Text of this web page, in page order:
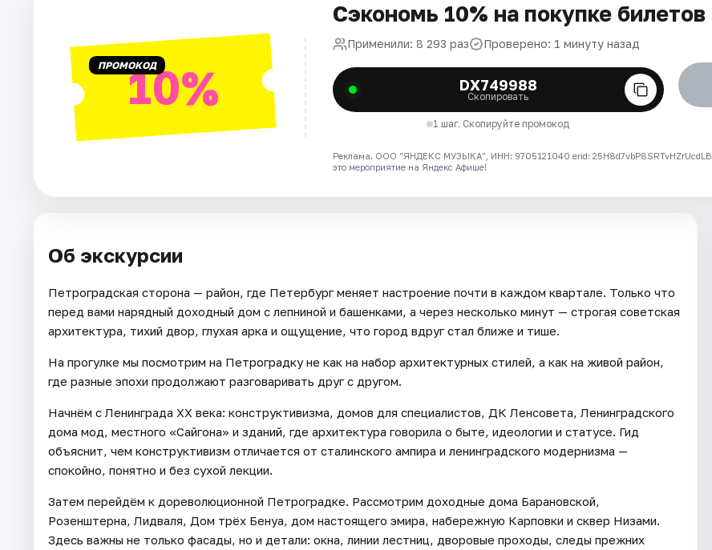
ПРОМОКОД10%
Сэкономь 10% на покупке билетов
Применили: 8 293 раз Проверено: 1 минуту назад
DX749988
Скопировать
1 шаг. Скопируйте промокод
Реклама. ООО "ЯНДЕКС МУЗЫКА", ИНН: 9705121040 erid: 25H8d7vbP8SRTvHZrUcdLB
это мероприятие на Яндекс Афише!
Об экскурсии
Петроградская сторона — район, где Петербург меняет настроение почти в каждом квартале. Только что
перед вами нарядный доходный дом с лепниной и башенками, а через несколько минут — строгая советская
архитектура, тихий двор, глухая арка и ощущение, что город вдруг стал ближе и тише.
На прогулке мы посмотрим на Петроградку не как на набор архитектурных стилей, а как на живой район,
где разные эпохи продолжают разговаривать друг с другом.
Начнём с Ленинграда XX века: конструктивизма, домов для специалистов, ДК Ленсовета, Ленинградского
дома мод, местного «Сайгона» и зданий, где архитектура говорила о быте, идеологии и статусе. Гид
объяснит, чем конструктивизм отличается от сталинского ампира и ленинградского модернизма —
спокойно, понятно и без сухой лекции.
Затем перейдём к дореволюционной Петроградке. Рассмотрим доходные дома Барановской,
Розенштерна, Лидваля, Дом трёх Бенуа, дом настоящего эмира, набережную Карповки и сквер Низами.
Здесь важны не только фасады, но и детали: окна, линии лестниц, дворовые проходы, следы прежних